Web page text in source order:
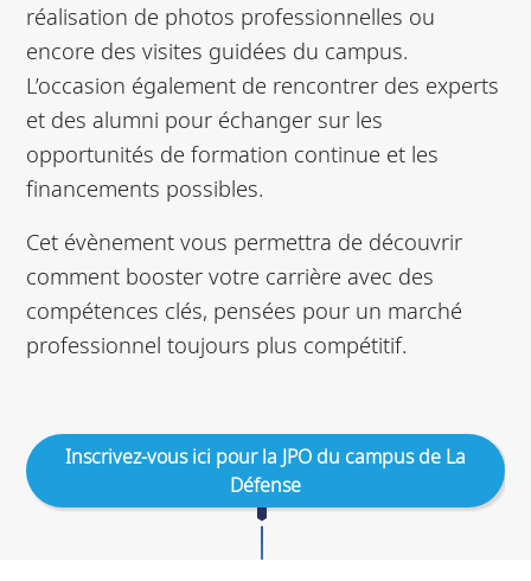
réalisation de photos professionnelles ou
encore des visites guidées du campus.
L’occasion également de rencontrer des experts
et des alumni pour échanger sur les
opportunités de formation continue et les
financements possibles.
Cet évènement vous permettra de découvrir
comment booster votre carrière avec des
compétences clés, pensées pour un marché
professionnel toujours plus compétitif.
Inscrivez-vous ici pour la JPO du campus de La
Défense